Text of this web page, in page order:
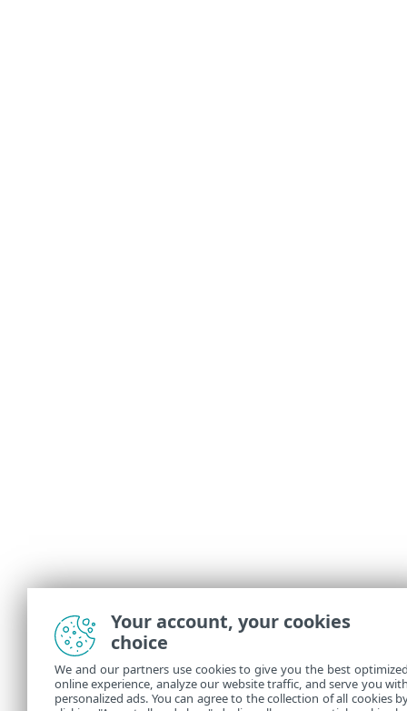
Your account, your cookies
choice
We and our partners use cookies to give you the best
online experience, analyze our website traffic, and serve you
personalized ads. You can agree to the collection of all cookies